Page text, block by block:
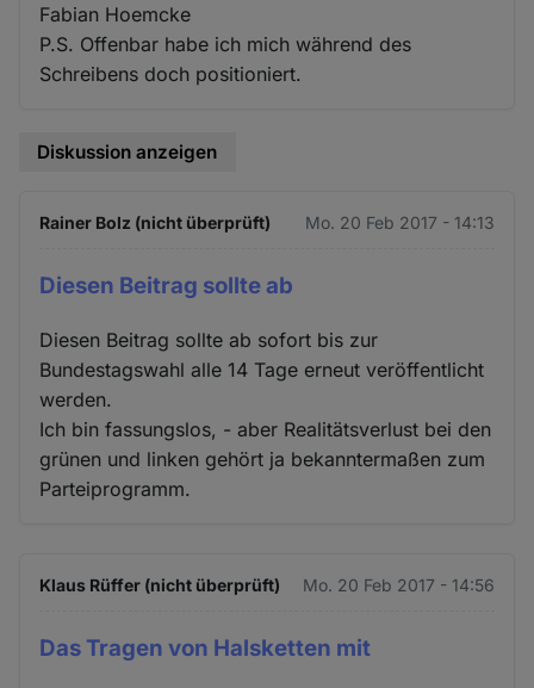
Fabian Hoemcke
P.S. Offenbar habe ich mich während des
Schreibens doch positioniert.
Diskussion anzeigen
Rainer Bolz (nicht überprüft) Mo. 20 Feb 2017 - 14:13
Diesen Beitrag sollte ab
Diesen Beitrag sollte ab sofort bis zur
Bundestagswahl alle 14 Tage erneut veröffentlicht
werden.
Ich bin fassungslos, - aber Realitätsverlust bei den
grünen und linken gehört ja bekanntermaßen zum
Parteiprogramm.
Klaus Rüffer (nicht überprüft) Mo. 20 Feb 2017 - 14:56
Das Tragen von Halsketten mit